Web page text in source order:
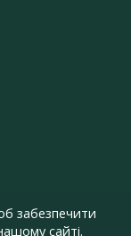
забезпечити
сайті.